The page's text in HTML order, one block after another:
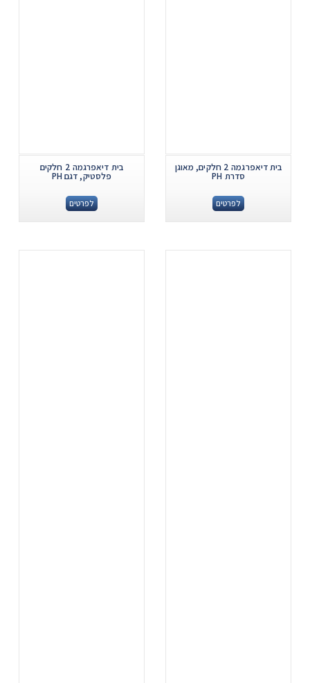
בית דיאפרגמה 2 חלקים, מאוגן
סדרת PH
לפרטים
בית דיאפרגמה 2 חלקים
פלסטיק, דגם PH
לפרטים